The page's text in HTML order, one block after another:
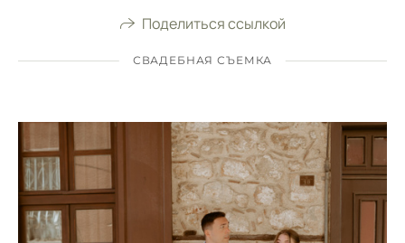
Поделиться ссылкой
СВАДЕБНАЯ СЪЕМКА